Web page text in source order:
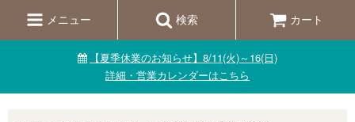
メニュー 検索 カート
【夏季休業のお知らせ】8/11(火)～16(日)
詳細・営業カレンダーはこちら